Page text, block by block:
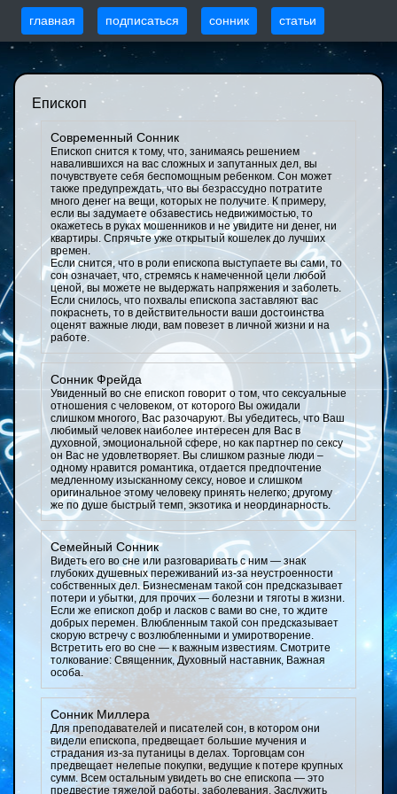
главная подписаться сонник статьи
Епископ
Современный Сонник
Епископ снится к тому, что, занимаясь решением
навалившихся на вас сложных и запутанных дел, вы
почувствуете себя беспомощным ребенком. Сон может
также предупреждать, что вы безрассудно потратите
много денег на вещи, которых не получите. К примеру,
если вы задумаете обзавестись недвижимостью, то
окажетесь в руках мошенников и не увидите ни денег, ни
квартиры. Спрячьте уже открытый кошелек до лучших
времен.
Если снится, что в роли епископа выступаете вы сами, то
сон означает, что, стремясь к намеченной цели любой
ценой, вы можете не выдержать напряжения и заболеть.
Если снилось, что похвалы епископа заставляют вас
покраснеть, то в действительности ваши достоинства
оценят важные люди, вам повезет в личной жизни и на
работе.
Сонник Фрейда
Увиденный во сне епископ говорит о том, что сексуальные
отношения с человеком, от которого Вы ожидали
слишком многого, Вас разочаруют. Вы убедитесь, что Ваш
любимый человек наиболее интересен для Вас в
духовной, эмоциональной сфере, но как партнер по сексу
он Вас не удовлетворяет. Вы слишком разные люди –
одному нравится романтика, отдается предпочтение
медленному изысканному сексу, новое и слишком
оригинальное этому человеку принять нелегко; другому
же по душе быстрый темп, экзотика и неординарность.
Семейный Сонник
Видеть его во сне или разговаривать с ним — знак
глубоких душевных переживаний из-за неустроенности
собственных дел. Бизнесменам такой сон предсказывает
потери и убытки, для прочих — болезни и тяготы в жизни.
Если же епископ добр и ласков с вами во сне, то ждите
добрых перемен. Влюбленным такой сон предсказывает
скорую встречу с возлюбленными и умиротворение.
Встретить его во сне — к важным известиям. Смотрите
толкование: Священник, Духовный наставник, Важная
особа.
Сонник Миллера
Для преподавателей и писателей сон, в котором они
видели епископа, предвещает большие мучения и
страдания из-за путаницы в делах. Торговцам сон
предвещает нелепые покупки, ведущие к потере крупных
сумм. Всем остальным увидеть во сне епископа — это
предвестие тяжелой работы, заболевания. Заслужить